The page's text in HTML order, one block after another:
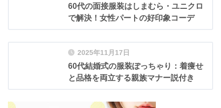
60代の面接服装はしまむら・ユニクロ
で解決！女性パートの好印象コーデ
2025年11月17日
60代結婚式の服装ぽっちゃり：着痩せ
と品格を両立する親族マナー説付き